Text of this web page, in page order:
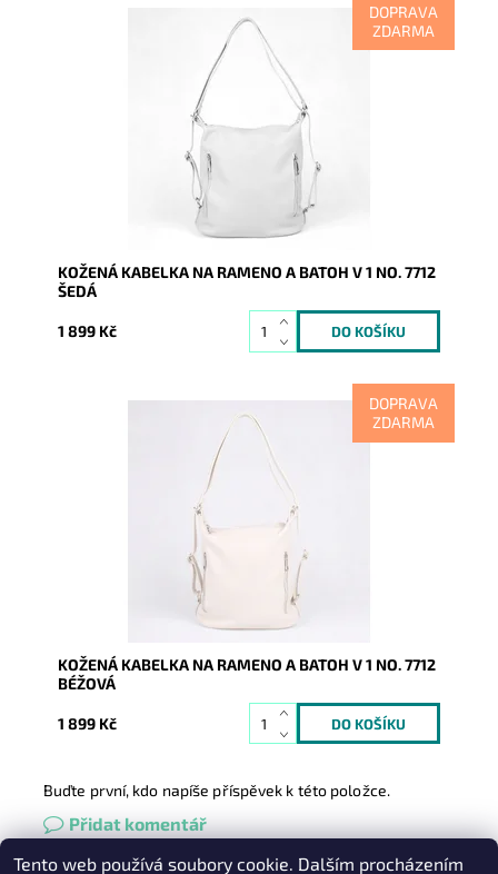
DOPRAVA
ZDARMA
Kabelka na rameno a batoh v jednom provedení, nyní
v krásné šedé barvě! Moderní italský kvalitní kožený
Skladem
Vera Pelle
2 roky
KOŽENÁ KABELKA NA RAMENO A BATOH V 1 NO. 7712
ŠEDÁ
1 899 Kč
DOPRAVA
ZDARMA
Kabelka na rameno a batoh v jednom provedení nyní v
krásné béžové barvě! Moderní italský kvalitní kožený
Skladem
2 roky
KOŽENÁ KABELKA NA RAMENO A BATOH V 1 NO. 7712
BÉŽOVÁ
1 899 Kč
Buďte první, kdo napíše příspěvek k této položce.
Přidat komentář
Tento web používá soubory cookie. Dalším procházením